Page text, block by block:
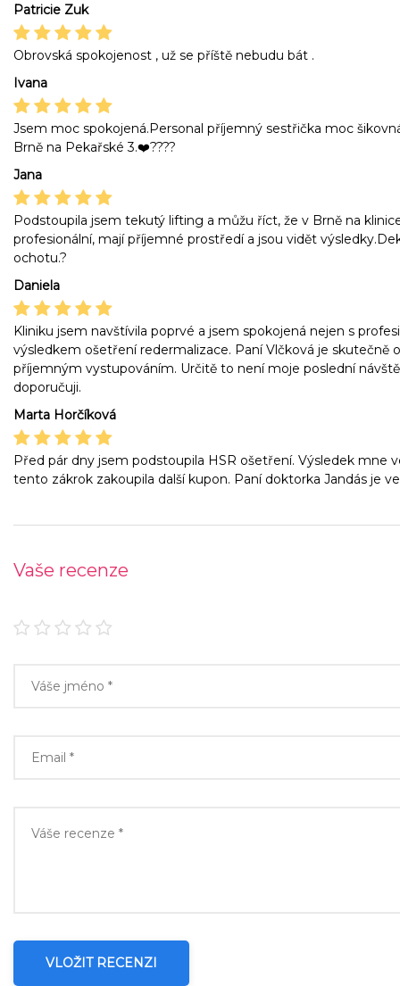
Patricie Zuk
Obrovská spokojenost , už se příště nebudu bát .
Ivana
Jsem moc spokojená.Personal příjemný sestřička moc
Brně na Pekařské 3.❤️????
Jana
Podstoupila jsem tekutý lifting a můžu říct, že v Brně na
profesionální, mají příjemné prostředí a jsou vidět
ochotu.?
Daniela
Kliniku jsem navštívila poprvé a jsem spokojená nejen s
výsledkem ošetření redermalizace. Paní Vlčková je skutečně
příjemným vystupováním. Určitě to není moje poslední
doporučuji.
Marta Horčíková
Před pár dny jsem podstoupila HSR ošetření. Výsledek mne
tento zákrok zakoupila další kupon. Paní doktorka Jandás je
Vaše recenze
VLOŽIT RECENZI